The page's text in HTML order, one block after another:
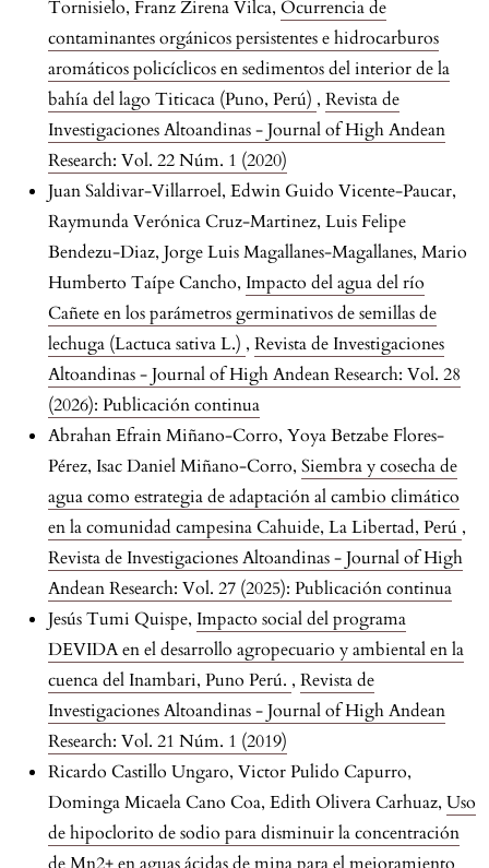
Tornisielo, Franz Zirena Vilca, Ocurrencia de
contaminantes orgánicos persistentes e hidrocarburos
aromáticos policíclicos en sedimentos del interior de la
bahía del lago Titicaca (Puno, Perú) , Revista de
Investigaciones Altoandinas - Journal of High Andean
Research: Vol. 22 Núm. 1 (2020)
Juan Saldivar-Villarroel, Edwin Guido Vicente-Paucar,
Raymunda Verónica Cruz-Martinez, Luis Felipe
Bendezu-Diaz, Jorge Luis Magallanes-Magallanes, Mario
Humberto Taípe Cancho, Impacto del agua del río
Cañete en los parámetros germinativos de semillas de
lechuga (Lactuca sativa L.) , Revista de Investigaciones
Altoandinas - Journal of High Andean Research: Vol. 28
(2026): Publicación continua
Abrahan Efrain Miñano-Corro, Yoya Betzabe Flores-
Pérez, Isac Daniel Miñano-Corro, Siembra y cosecha de
agua como estrategia de adaptación al cambio climático
en la comunidad campesina Cahuide, La Libertad, Perú ,
Revista de Investigaciones Altoandinas - Journal of High
Andean Research: Vol. 27 (2025): Publicación continua
Jesús Tumi Quispe, Impacto social del programa
DEVIDA en el desarrollo agropecuario y ambiental en la
cuenca del Inambari, Puno Perú. , Revista de
Investigaciones Altoandinas - Journal of High Andean
Research: Vol. 21 Núm. 1 (2019)
Ricardo Castillo Ungaro, Victor Pulido Capurro,
Dominga Micaela Cano Coa, Edith Olivera Carhuaz, Uso
de hipoclorito de sodio para disminuir la concentración